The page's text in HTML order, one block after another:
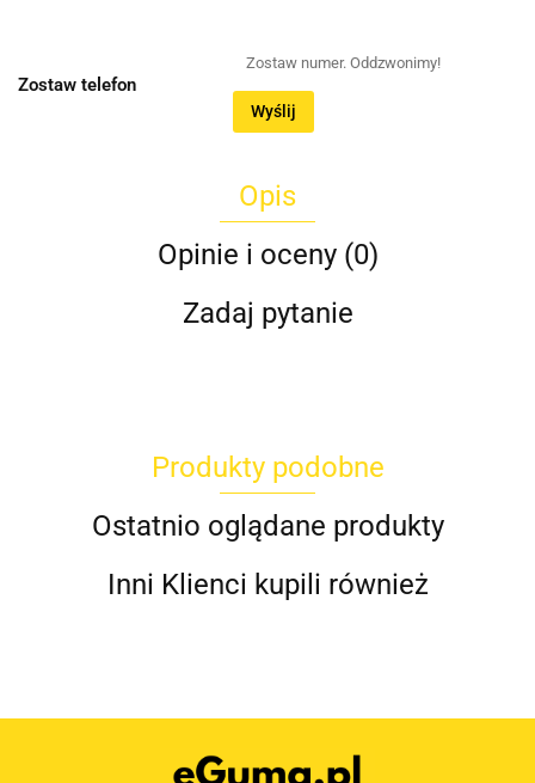
Zostaw telefon
Wyślij
Opis
Opinie i oceny (0)
Zadaj pytanie
Produkty podobne
Ostatnio oglądane produkty
Inni Klienci kupili również